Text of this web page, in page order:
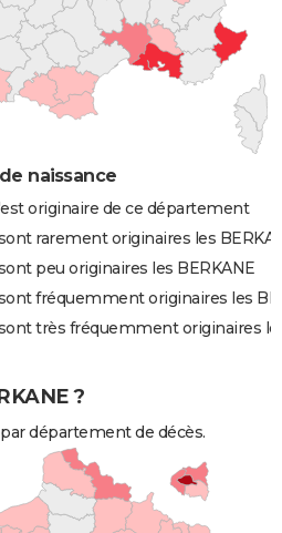
naissance
originaire de ce département
rarement originaires les
peu originaires les BERKANE
fréquemment originaires les
très fréquemment originaires
?
département de décès.